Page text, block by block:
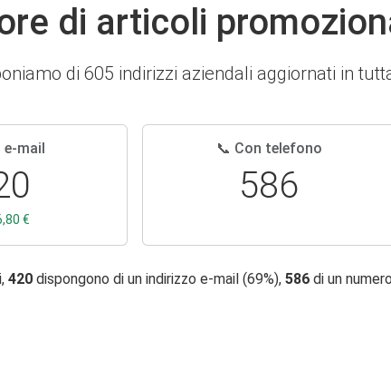
di articoli
di 605 indirizzi aziendali aggiornati in
e-mail
€
📞 Con telefono
586
420 dispongono di un indirizzo e-mail (69%), 586 di un